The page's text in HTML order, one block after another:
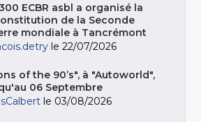
ECBR asbl a organisé la
de la Seconde
mondiale à Tancrémont
le 22/07/2026
of the 90’s", à "Autoworld",
06 Septembre
le 03/08/2026